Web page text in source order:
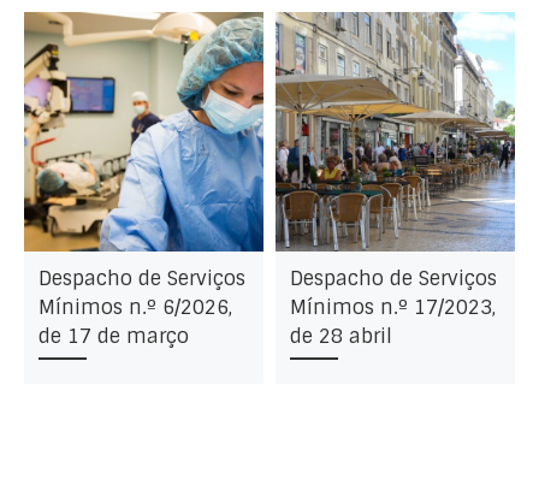
Despacho de Serviços
Mínimos n.º 6/2026,
de 17 de março
Despacho de Serviços
Mínimos n.º 17/2023,
de 28 abril